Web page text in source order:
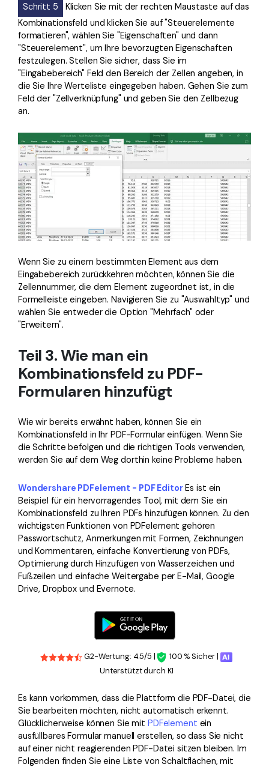
Schritt 5
Klicken Sie mit der rechten Maustaste auf das
Kombinationsfeld und klicken Sie auf "Steuerelemente
formatieren", wählen Sie "Eigenschaften" und dann
"Steuerelement", um Ihre bevorzugten Eigenschaften
festzulegen. Stellen Sie sicher, dass Sie im
"Eingabebereich" Feld den Bereich der Zellen angeben, in
die Sie Ihre Werteliste eingegeben haben. Gehen Sie zum
Feld der "Zellverknüpfung" und geben Sie den Zellbezug
an.
Wenn Sie zu einem bestimmten Element aus dem
Eingabebereich zurückkehren möchten, können Sie die
Zellennummer, die dem Element zugeordnet ist, in die
Formelleiste eingeben. Navigieren Sie zu "Auswahltyp" und
wählen Sie entweder die Option "Mehrfach" oder
"Erweitern".
Teil 3. Wie man ein
Kombinationsfeld zu PDF-
Formularen hinzufügt
Wie wir bereits erwähnt haben, können Sie ein
Kombinationsfeld in Ihr PDF-Formular einfügen. Wenn Sie
die Schritte befolgen und die richtigen Tools verwenden,
werden Sie auf dem Weg dorthin keine Probleme haben.
Wondershare PDFelement - PDF EditorEs ist ein
Beispiel für ein hervorragendes Tool, mit dem Sie ein
Kombinationsfeld zu Ihren PDFs hinzufügen können. Zu den
wichtigsten Funktionen von PDFelement gehören
Passwortschutz, Anmerkungen mit Formen, Zeichnungen
und Kommentaren, einfache Konvertierung von PDFs,
Optimierung durch Hinzufügen von Wasserzeichen und
Fußzeilen und einfache Weitergabe per E-Mail, Google
Drive, Dropbox und Evernote.
G2-Wertung: 4.5/5 |
100 % Sicher |
Unterstützt durch KI
Es kann vorkommen, dass die Plattform die PDF-Datei, die
Sie bearbeiten möchten, nicht automatisch erkennt.
Glücklicherweise können Sie mit PDFelement ein
ausfüllbares Formular manuell erstellen, so dass Sie nicht
auf einer nicht reagierenden PDF-Datei sitzen bleiben. Im
Folgenden finden Sie eine Liste von Schaltflächen, mit